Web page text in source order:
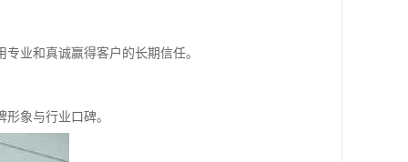
业和真诚赢得客户的长期信任。
象与行业口碑。